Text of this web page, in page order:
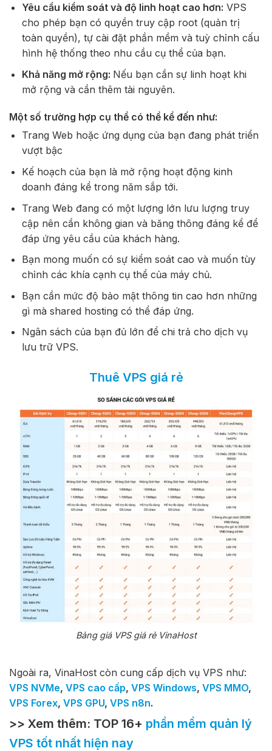
Yêu cầu kiểm soát và độ linh hoạt cao hơn: VPS
cho phép bạn có quyền truy cập root (quản trị
toàn quyền), tự cài đặt phần mềm và tuỳ chỉnh cấu
hình hệ thống theo nhu cầu cụ thể của bạn.
Khả năng mở rộng: Nếu bạn cần sự linh hoạt khi
mở rộng và cần thêm tài nguyên.
Một số trường hợp cụ thể có thể kể đến như:
Trang Web hoặc ứng dụng của bạn đang phát triển
vượt bậc
Kế hoạch của bạn là mở rộng hoạt động kinh
doanh đáng kể trong năm sắp tới.
Trang Web đang có một lượng lớn lưu lượng truy
cập nên cần không gian và băng thông đáng kể để
đáp ứng yêu cầu của khách hàng.
Bạn mong muốn có sự kiểm soát cao và muốn tùy
chỉnh các khía cạnh cụ thể của máy chủ.
Bạn cần mức độ bảo mật thông tin cao hơn những
gì mà shared hosting có thể đáp ứng.
Ngân sách của bạn đủ lớn để chi trả cho dịch vụ
lưu trữ VPS.
Thuê VPS giá rẻ
Bảng giá VPS giá rẻ VinaHost
Ngoài ra, VinaHost còn cung cấp dịch vụ VPS như:
VPS NVMe, VPS cao cấp, VPS Windows, VPS MMO,
VPS Forex, VPS GPU, VPS n8n.
>> Xem thêm: TOP 16+ phần mềm quản lý
VPS tốt nhất hiện nay